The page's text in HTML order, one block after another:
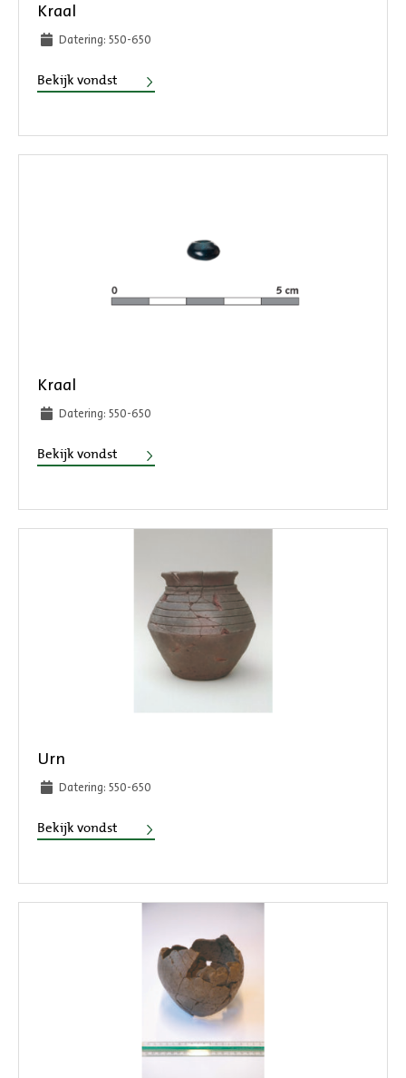
Kraal
Datering: 550-650
Bekijk vondst Kraal
Kraal
Datering: 550-650
Bekijk vondst Kraal
Urn
Datering: 550-650
Bekijk vondst